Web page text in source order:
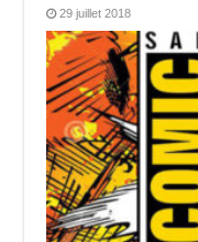
29 juillet 2018